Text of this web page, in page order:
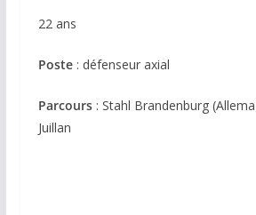
22 ans
Poste: défenseur axial
Parcours: Stahl Brandenburg
Juillan